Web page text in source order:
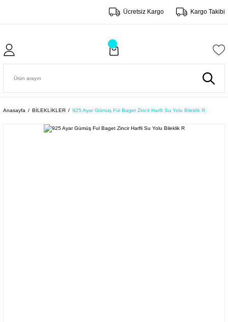
Ücretsiz Kargo Kargo Takibi
Anasayfa BİLEKLİKLER 925 Ayar Gümüş Ful Baget Zincir Harfli Su Yolu Bileklik R